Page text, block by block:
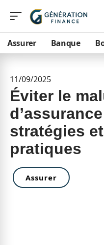
Assurer Banque
11/09/2025
Éviter le
stratégies
pratiques
Assurer